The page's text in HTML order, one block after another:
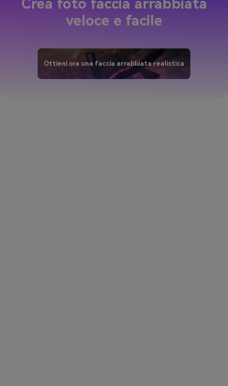
Crea foto faccia arrabbiata
veloce e facile
Ottieni ora una faccia arrabbiata realistica